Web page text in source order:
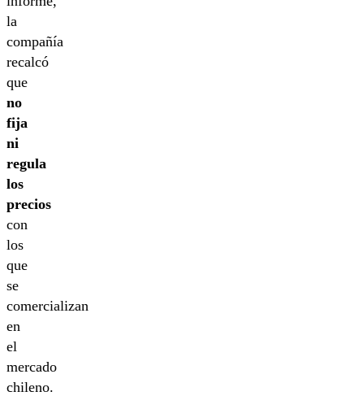
la
compañía
recalcó
que
no
fija
ni
regula
los
precios
con
los
que
se
comercializan
en
el
mercado
chileno.